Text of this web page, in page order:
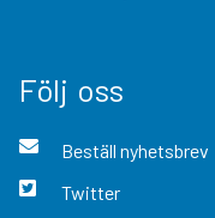
Följ oss
Beställ nyhetsbrev
Twitter